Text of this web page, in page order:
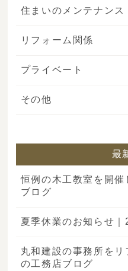
住まいのメンテナンス
リフォーム関係
プライベート
その他
最
恒例の木工教室を開
ブログ
夏季休業のお知らせ
丸和建設の事務所を
の工務店ブログ